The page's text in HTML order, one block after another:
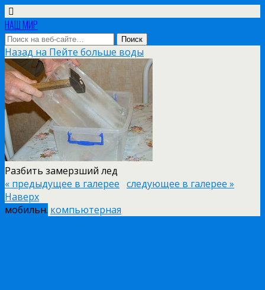
НАШ МИР
Назад на Пейте больше воды
Разбить замерзший лед
« предыдущее в галерее следующее в галерее »
Наверх
мобильн. компьютерная